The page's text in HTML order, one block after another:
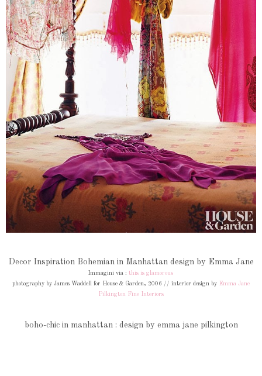
Decor Inspiration Bohemian in Manhattan design by Emma Jane
Immagini via : this is glamorous
photography by James Waddell for House & Garden, 2006 // interior design by Emma Jane
Pilkington Fine Interiors
boho-chic in manhattan : design by emma jane pilkington